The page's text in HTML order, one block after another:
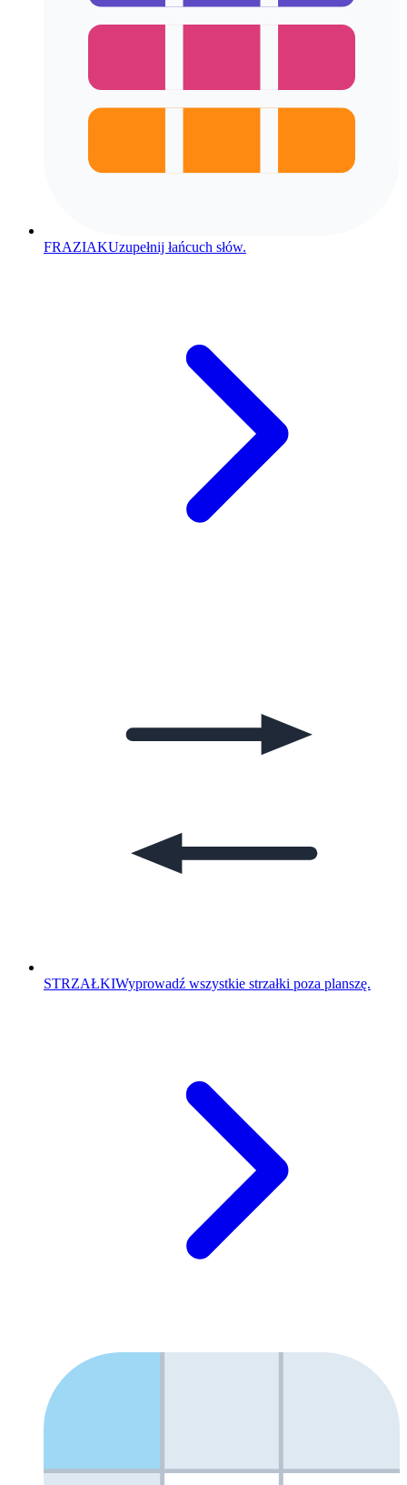
FRAZIAKUzupełnij łańcuch słów.
STRZAŁKIWyprowadź wszystkie strzałki poza planszę.